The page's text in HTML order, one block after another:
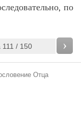
по
/ 150 ›
Отца